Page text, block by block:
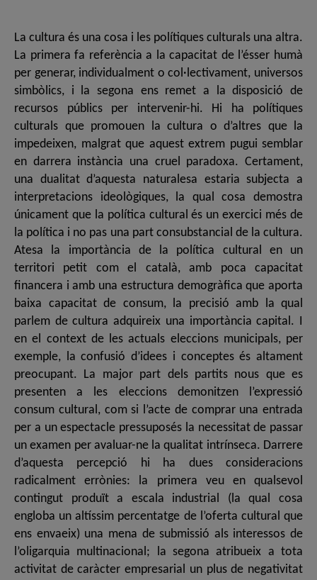
La cultura és una cosa i les polítiques culturals una altra.
La primera fa referència a la capacitat de l’ésser humà
per generar, individualment o col·lectivament, universos
simbòlics, i la segona ens remet a la disposició de
recursos públics per intervenir-hi. Hi ha polítiques
culturals que promouen la cultura o d’altres que la
impedeixen, malgrat que aquest extrem pugui semblar
en darrera instància una cruel paradoxa. Certament,
una dualitat d’aquesta naturalesa estaria subjecta a
interpretacions ideològiques, la qual cosa demostra
únicament que la política cultural és un exercici més de
la política i no pas una part consubstancial de la cultura.
Atesa la importància de la política cultural en un
territori petit com el català, amb poca capacitat
financera i amb una estructura demogràfica que aporta
baixa capacitat de consum, la precisió amb la qual
parlem de cultura adquireix una importància capital. I
en el context de les actuals eleccions municipals, per
exemple, la confusió d’idees i conceptes és altament
preocupant. La major part dels partits nous que es
presenten a les eleccions demonitzen l’expressió
consum cultural, com si l’acte de comprar una entrada
per a un espectacle pressuposés la necessitat de passar
un examen per avaluar-ne la qualitat intrínseca. Darrere
d’aquesta percepció hi ha dues consideracions
radicalment errònies: la primera veu en qualsevol
contingut produït a escala industrial (la qual cosa
engloba un altíssim percentatge de l’oferta cultural que
ens envaeix) una mena de submissió als interessos de
l’oligarquia multinacional; la segona atribueix a tota
activitat de caràcter empresarial un plus de negativitat